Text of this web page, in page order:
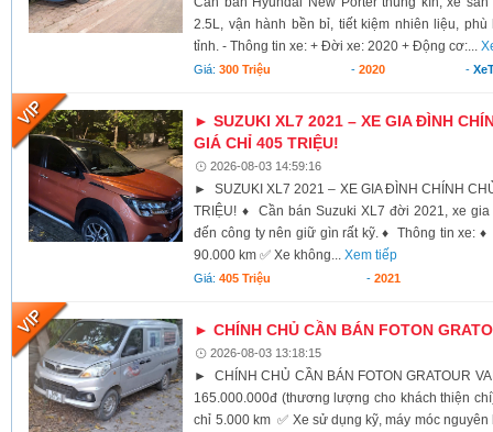
2.5L, vận hành bền bỉ, tiết kiệm nhiên liệu,
tỉnh. - Thông tin xe: + Đời xe: 2020 + Động cơ:...
Giá:300 Triệu -2020 -
► SUZUKI XL7 2021 – XE GIA ĐÌNH
GIÁ CHỈ 405 TRIỆU!
2026-08-03 14:59:16
► SUZUKI XL7 2021 – XE GIA ĐÌNH CHÍNH
TRIỆU! ♦ Cần bán Suzuki XL7 đời 2021, xe
đến công ty nên giữ gìn rất kỹ. ♦ Thông tin xe:
90.000 km ✅ Xe không...Xem tiếp
Giá:405 Triệu - 2021
► CHÍNH CHỦ CẦN BÁN FOTON
2026-08-03 13:18:15
► CHÍNH CHỦ CẦN BÁN FOTON GRATOUR
165.000.000đ (thương lượng cho khách thiện
chỉ 5.000 km ✅ Xe sử dụng kỹ, máy móc